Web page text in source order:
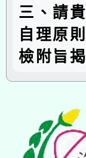
三、請
自理原
檢附旨